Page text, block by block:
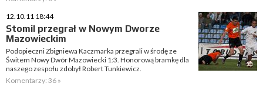
12.10.11 18:44
Stomil przegrał w Nowym Dworze
Mazowieckim
Podopieczni Zbigniewa Kaczmarka przegrali w środę ze
Świtem Nowy Dwór Mazowiecki 1:3. Honorową bramkę dla
naszego zespołu zdobył Robert Tunkiewicz.
Komentarzy: 36 »